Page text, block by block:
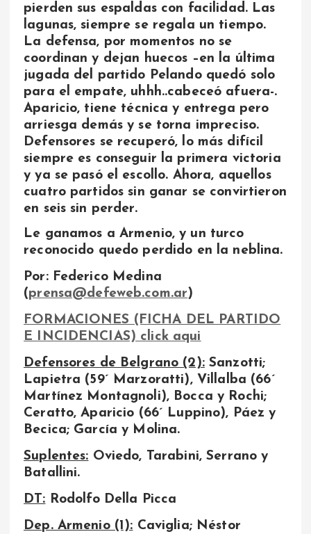
pierden sus espaldas con facilidad. Las
lagunas, siempre se regala un tiempo.
La defensa, por momentos no se
coordinan y dejan huecos –en la última
jugada del partido Pelando quedó solo
para el empate, uhhh..cabeceó afuera-.
Aparicio, tiene técnica y entrega pero
arriesga demás y se torna impreciso.
Defensores se recuperó, lo más difícil
siempre es conseguir la primera victoria
y ya se pasó el escollo. Ahora, aquellos
cuatro partidos sin ganar se convirtieron
en seis sin perder.
Le ganamos a Armenio, y un turco
reconocido quedo perdido en la neblina.
Por: Federico Medina
(prensa@defeweb.com.ar)
FORMACIONES (FICHA DEL PARTIDO
E INCIDENCIAS) click aqui
Defensores de Belgrano (2):Sanzotti;
Lapietra (59´ Marzoratti), Villalba (66´
Martínez Montagnoli), Bocca y Rochi;
Ceratto, Aparicio (66´ Luppino), Páez y
Becica; García y Molina.
Suplentes: Oviedo, Tarabini, Serrano y
Batallini.
DT: Rodolfo Della Picca
Dep. Armenio (1): Caviglia; Néstor